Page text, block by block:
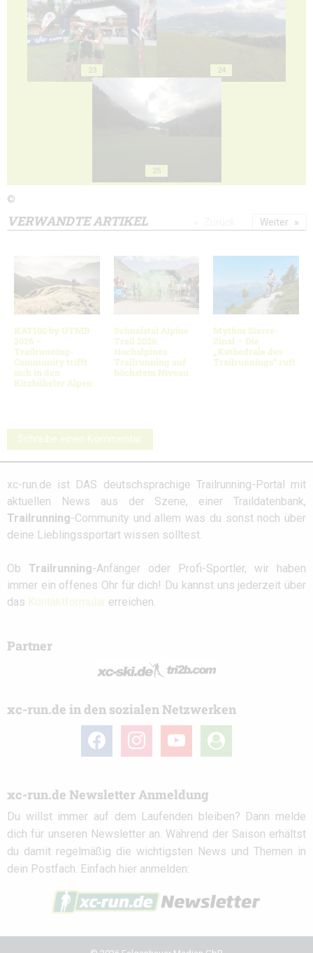
23 24
25
©
VERWANDTE ARTIKEL
KAT100 by UTMB
2026 –
Trailrunning-
Community trifft
sich in den
Kitzbüheler Alpen
Schnalstal Alpine
Trail 2026:
Hochalpines
Trailrunning auf
höchstem Niveau
Mythos Sierre-
Zinal – Die
„Kathedrale des
Trailrunnings“ ruft
Weiter
Schreibe einen Kommentar
xc-run.de ist DAS deutschsprachige Trailrunning-Portal mit
aktuellen News aus der Szene, einer Traildatenbank,
Trailrunning-Community und allem was du sonst noch über
deine Lieblingssportart wissen solltest.
Ob Trailrunning-Anfänger oder Profi-Sportler, wir haben
immer ein offenes Ohr für dich! Du kannst uns jederzeit über
das Kontaktformular erreichen.
Partner
xc-run.de in den sozialen Netzwerken
facebook instagramyoutube
user-
circle
xc-run.de Newsletter Anmeldung
Du willst immer auf dem Laufenden bleiben? Dann melde
dich für unseren Newsletter an. Während der Saison erhältst
du damit regelmäßig die wichtigsten News und Themen in
dein Postfach. Einfach hier anmelden: